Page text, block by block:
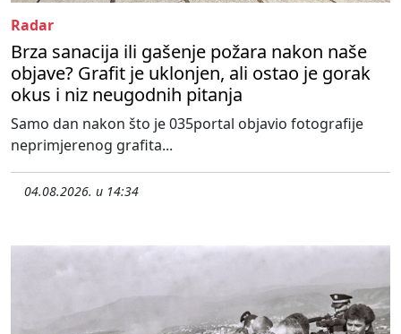
Radar
Brza sanacija ili gašenje požara nakon naše
objave? Grafit je uklonjen, ali ostao je gorak
okus i niz neugodnih pitanja
Samo dan nakon što je 035portal objavio fotografije
neprimjerenog grafita...
04.08.2026. u 14:34